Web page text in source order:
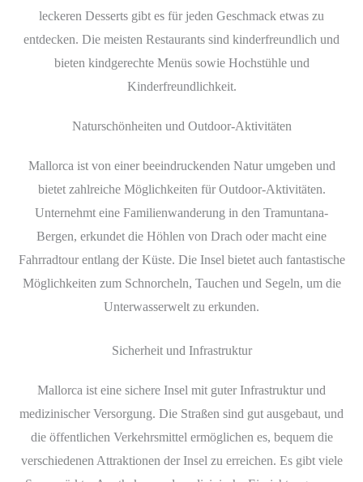
leckeren Desserts gibt es für jeden Geschmack etwas zu
entdecken. Die meisten Restaurants sind kinderfreundlich und
bieten kindgerechte Menüs sowie Hochstühle und
Kinderfreundlichkeit.
Naturschönheiten und Outdoor-Aktivitäten
Mallorca ist von einer beeindruckenden Natur umgeben und
bietet zahlreiche Möglichkeiten für Outdoor-Aktivitäten.
Unternehmt eine Familienwanderung in den Tramuntana-
Bergen, erkundet die Höhlen von Drach oder macht eine
Fahrradtour entlang der Küste. Die Insel bietet auch fantastische
Möglichkeiten zum Schnorcheln, Tauchen und Segeln, um die
Unterwasserwelt zu erkunden.
Sicherheit und Infrastruktur
Mallorca ist eine sichere Insel mit guter Infrastruktur und
medizinischer Versorgung. Die Straßen sind gut ausgebaut, und
die öffentlichen Verkehrsmittel ermöglichen es, bequem die
verschiedenen Attraktionen der Insel zu erreichen. Es gibt viele